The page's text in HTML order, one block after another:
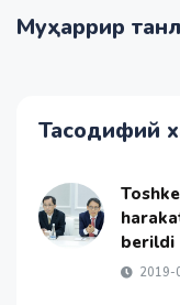
Муҳаррир
Тасодифий
berildi
2019-